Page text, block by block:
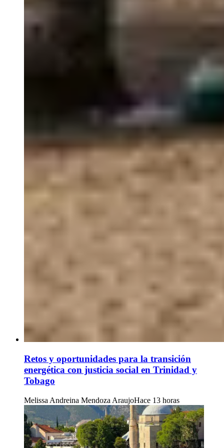
Retos y oportunidades para la transición
energética con justicia social en Trinidad y
Tobago
Melissa Andreina Mendoza AraujoHace 13 horas